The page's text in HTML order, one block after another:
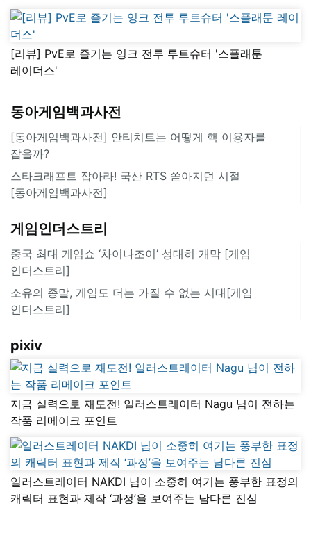
[리뷰] PvE로 즐기는 잉크 전투 루트슈터 '스플래툰
레이더스'
동아게임백과사전
[동아게임백과사전] 안티치트는 어떻게 핵 이용자를
잡을까?
스타크래프트 잡아라! 국산 RTS 쏟아지던 시절
[동아게임백과사전]
게임인더스트리
중국 최대 게임쇼 ‘차이나조이’ 성대히 개막 [게임
인더스트리]
소유의 종말, 게임도 더는 가질 수 없는 시대[게임
인더스트리]
pixiv
지금 실력으로 재도전! 일러스트레이터 Nagu 님이 전하는
작품 리메이크 포인트
일러스트레이터 NAKDI 님이 소중히 여기는 풍부한 표정의
캐릭터 표현과 제작 ‘과정’을 보여주는 남다른 진심